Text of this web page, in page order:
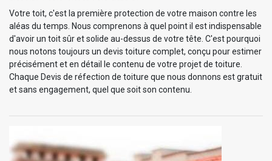
Votre toit, c'est la première protection de votre maison contre les
aléas du temps. Nous comprenons à quel point il est indispensable
d'avoir un toit sûr et solide au-dessus de votre tête. C'est pourquoi
nous notons toujours un devis toiture complet, conçu pour estimer
précisément et en détail le contenu de votre projet de toiture.
Chaque Devis de réfection de toiture que nous donnons est gratuit
et sans engagement, quel que soit son contenu.